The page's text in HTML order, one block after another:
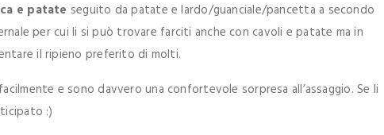
e patate seguito da patate e lardo/guanciale/pancetta a secondo
per cui li si può trovare farciti anche con cavoli e patate ma in
il ripieno preferito di molti.
e sono davvero una confortevole sorpresa all’assaggio. Se li
:)